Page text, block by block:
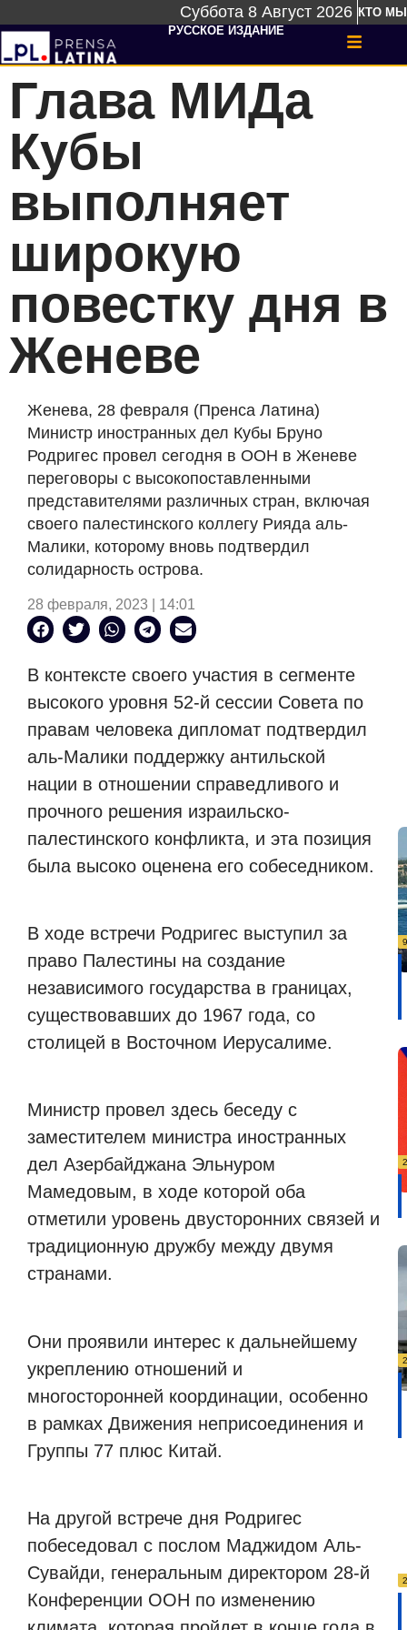
Суббота 8 Август 2026 КТО МЫ
РУССКОЕ ИЗДАНИЕ
Глава МИДа
Кубы
выполняет
широкую
повестку дня в
Женеве
Женева, 28 февраля (Пренса Латина)
Министр иностранных дел Кубы Бруно
Родригес провел сегодня в ООН в Женеве
переговоры с высокопоставленными
представителями различных стран, включая
своего палестинского коллегу Рияда аль-
Малики, которому вновь подтвердил
солидарность острова.
28 февраля, 2023 | 14:01
В контексте своего участия в сегменте
высокого уровня 52-й сессии Совета по
правам человека дипломат подтвердил
аль-Малики поддержку антильской
нации в отношении справедливого и
прочного решения израильско-
палестинского конфликта, и эта позиция
была высоко оценена его собеседником.
В ходе встречи Родригес выступил за
право Палестины на создание
независимого государства в границах,
существовавших до 1967 года, со
столицей в Восточном Иерусалиме.
Министр провел здесь беседу с
заместителем министра иностранных
дел Азербайджана Эльнуром
Мамедовым, в ходе которой оба
отметили уровень двусторонних связей и
традиционную дружбу между двумя
странами.
Они проявили интерес к дальнейшему
укреплению отношений и
многосторонней координации, особенно
в рамках Движения неприсоединения и
Группы 77 плюс Китай.
На другой встрече дня Родригес
побеседовал с послом Маджидом Аль-
Сувайди, генеральным директором 28-й
Конференции ООН по изменению